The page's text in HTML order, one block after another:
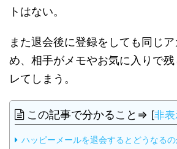
トはない。
また退会後に登録をしても同じ
め、相手がメモやお気に入りで
レてしまう。
この記事で分かること⇒ [非
ハッピーメールを退会するとどうなる